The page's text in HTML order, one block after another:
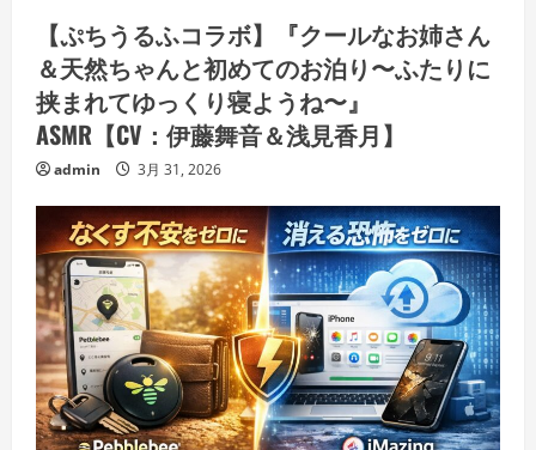
【ぷちうるふコラボ】『クールなお姉さん
＆天然ちゃんと初めてのお泊り〜ふたりに
挟まれてゆっくり寝ようね〜』
ASMR【CV：伊藤舞音＆浅見香月】
admin 3月 31, 2026